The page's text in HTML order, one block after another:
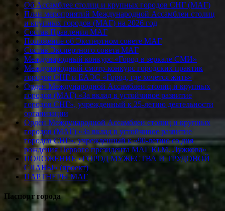
Об Ассамблее столиц и крупных городов СНГ (МАГ)
План мероприятий Международной Ассамблеи столиц
и крупных городов (МАГ) на 2026 год
Состав Правления МАГ
Положение об Экспертном совете МАГ
Состав Экспертного совета МАГ
Международный конкурс «Город в зеркале СМИ»
Международный смотр-конкурс городских практик
городов СНГ и ЕАЭС «Город, где хочется жить»
Орден Международной Ассамблеи столиц и крупных
городов (МАГ) «За вклад в устойчивое развитие
городов СНГ», учрежденный к 25-летию деятельности
организации
Орден Международной Ассамблеи столиц и крупных
городов (МАГ) «За вклад в устойчивое развитие
городов СНГ», учрежденный к «90-летию со дня
рождения Первого президента МАГ Ю.М. Лужкова»
ПОЛОЖЕНИЕ «ГОРОД МУЖЕСТВА И ТРУДОВОЙ
СЛАВЫ» (проект)
ПАРТНЕРЫ МАГ
Паспорт города